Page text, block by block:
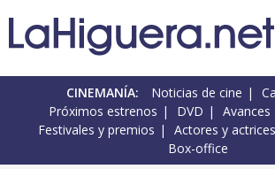
CINEMANÍA: Noticias de cine
Próximos estrenos
DVD Avances
Festivales y premios
Actores y actrices
Box-office